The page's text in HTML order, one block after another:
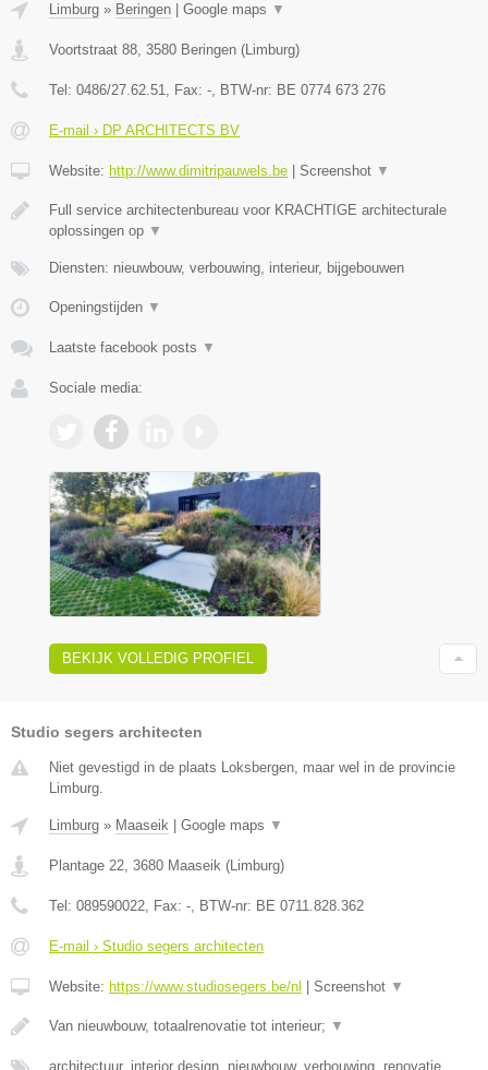
Limburg » Beringen Google maps ▼
Voortstraat 88, 3580 Beringen (Limburg)
Tel: 0486/27.62.51, Fax: -, BTW-nr: BE 0774 673 276
E-mail › DP ARCHITECTS BV
Website: http://www.dimitripauwels.be Screenshot ▼
Full service architectenbureau voor KRACHTIGE architecturale
oplossingen op ▼
Diensten: nieuwbouw, verbouwing, interieur, bijgebouwen
Openingstijden ▼
Laatste facebook posts ▼
Sociale media:
BEKIJK VOLLEDIG PROFIEL
Studio segers architecten
Niet gevestigd in de plaats Loksbergen, maar wel in de provincie
Limburg.
Limburg » Maaseik Google maps ▼
Plantage 22 3680 Maaseik ( Limburg)
Tel: 089590022 , Fax: - , BTW-nr: BE 0711.828.362
E-mail › Studio segers architecten
Website: https://www.studiosegers.be/nl Screenshot ▼
Van nieuwbouw, totaalrenovatie tot interieur; ▼
architectuur, interior design, nieuwbouw, verbouwing, renovatie,